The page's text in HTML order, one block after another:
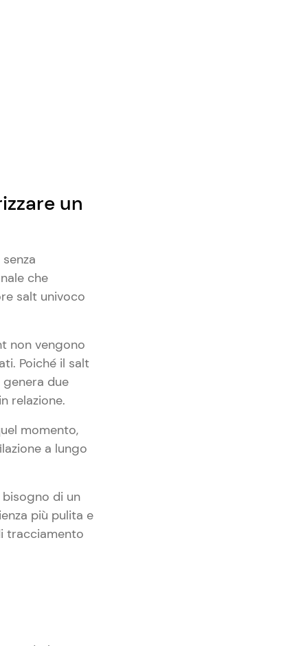
un
che
salt univoco
non vengono
Poiché il salt
due
relazione.
momento,
a lungo
di un
più pulita e
tracciamento